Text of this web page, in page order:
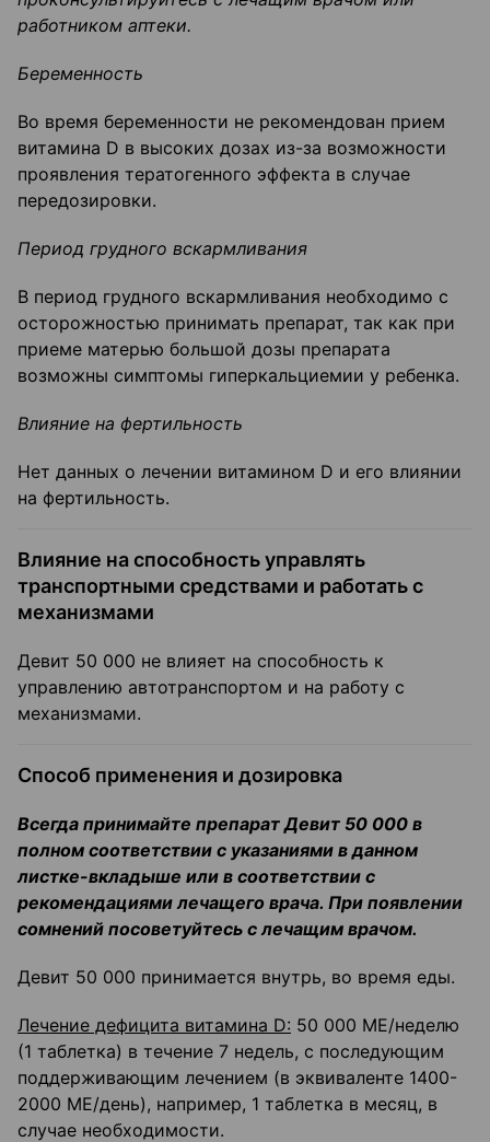
работником аптеки.
Беременность
Во время беременности не рекомендован прием
витамина D в высоких дозах из-за возможности
проявления тератогенного эффекта в случае
передозировки.
Период грудного вскармливания
В период грудного вскармливания необходимо с
осторожностью принимать препарат, так как при
приеме матерью большой дозы препарата
возможны симптомы гиперкальциемии у ребенка.
Влияние на фертильность
Нет данных о лечении витамином D и его влиянии
на фертильность.
Влияние на способность управлять
транспортными средствами и работать с
механизмами
Девит 50 000 не влияет на способность к
управлению автотранспортом и на работу с
механизмами.
Способ применения и дозировка
Всегда принимайте препарат Девит 50 000 в
полном соответствии с указаниями в данном
листке-вкладыше или в соответствии с
рекомендациями лечащего врача. При появлении
сомнений посоветуйтесь с лечащим врачом.
Девит 50 000 принимается внутрь, во время еды.
Лечение дефицита витамина D: 50 000 МЕ/неделю
(1 таблетка) в течение 7 недель, с последующим
поддерживающим лечением (в эквиваленте 1400-
2000 МЕ/день), например, 1 таблетка в месяц, в
случае необходимости.